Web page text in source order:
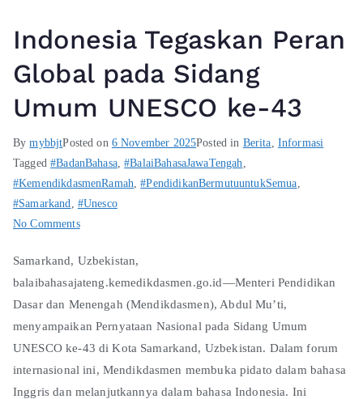
Indonesia Tegaskan Peran
Global pada Sidang
Umum UNESCO ke-43
BymybbjtPosted on 6 November 2025Posted in Berita Informasi
Tagged#BadanBahasa,#BalaiBahasaJawaTengah
#KemendikdasmenRamah ,#PendidikanBermutuuntukSemua
#Samarkand
#Unesco
No Comments
Samarkand, Uzbekistan,
balaibahasajateng.kemedikdasmen.go.id—Menteri Pendidikan
Dasar dan Menengah (Mendikdasmen), Abdul Mu’ti,
menyampaikan Pernyataan Nasional pada Sidang Umum
UNESCO ke-43 di Kota Samarkand, Uzbekistan. Dalam forum
internasional ini, Mendikdasmen membuka pidato dalam bahasa
Inggris dan melanjutkannya dalam bahasa Indonesia. Ini